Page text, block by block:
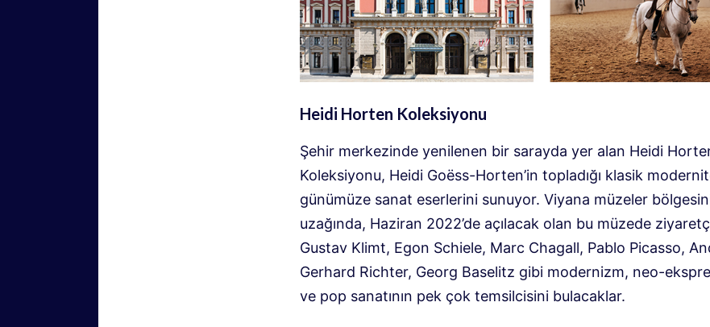
Heidi Horten Koleksiyonu
Şehir merkezinde yenilenen bir sarayda yer alan Heidi
Koleksiyonu, Heidi Goëss-Horten’in topladığı klasik
günümüze sanat eserlerini sunuyor. Viyana müzeler
uzağında, Haziran 2022’de açılacak olan bu müzede
Gustav Klimt, Egon Schiele, Marc Chagall, Pablo Picasso,
Gerhard Richter, Georg Baselitz gibi modernizm, neo-
ve pop sanatının pek çok temsilcisini bulacaklar.